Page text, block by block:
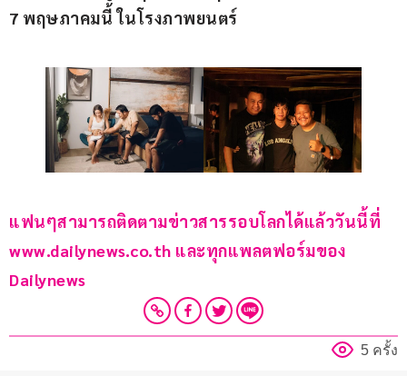
7 พฤษภาคมนี้ ในโรงภาพยนตร์
แฟนๆสามารถติดตามข่าวสารรอบโลกได้แล้ววันนี้ที่
www.dailynews.co.th และทุกแพลตฟอร์มของ
Dailynews
5 ครั้ง